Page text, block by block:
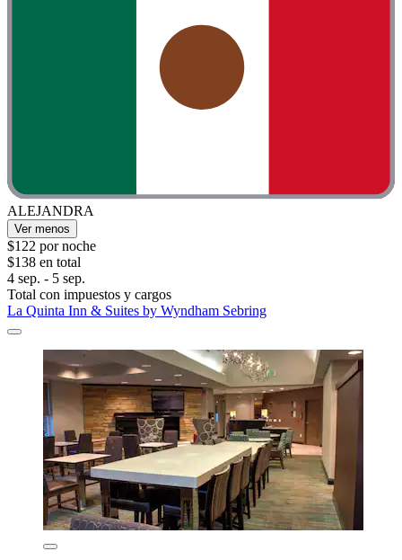
ALEJANDRA
Ver menos
$122 por noche
$138 en total
4 sep. - 5 sep.
Total con impuestos y cargos
La Quinta Inn & Suites by Wyndham Sebring